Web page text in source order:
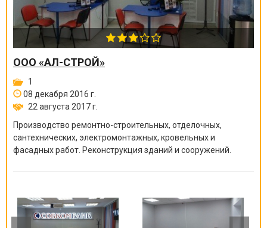
ООО «АЛ-СТРОЙ»
1
08 декабря 2016 г.
22 августа 2017 г.
Производство ремонтно-строительных, отделочных,
сантехнических, электромонтажных, кровельных и
фасадных работ. Реконструкция зданий и сооружений.